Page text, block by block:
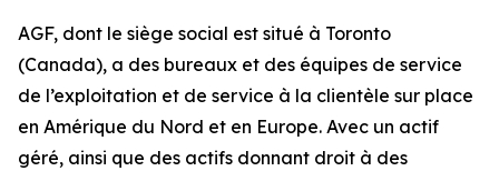
AGF, dont le siège social est situé à Toronto
(Canada), a des bureaux et des équipes de service
de l’exploitation et de service à la clientèle sur place
en Amérique du Nord et en Europe. Avec un actif
géré, ainsi que des actifs donnant droit à des